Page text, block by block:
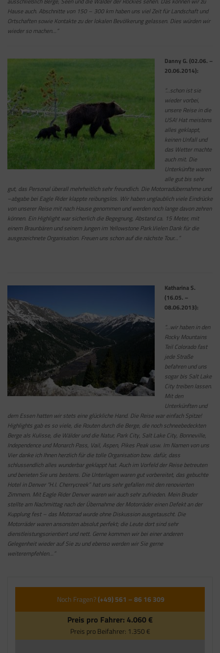
Hause auch. Abschnitte von 150 – 300 km haben uns viel Zeit für Landschaft und
Ortschaften sowie Kontakte zu der lokalen Bevölkerung gelassen. Dies würden wir
wieder so machen…”
Danny G. (02.06. –
20.06.2014):
“…schon ist sie
wieder vorbei,
unsere Reise in die
USA! Hat meistens
alles geklappt,
keinen Unfall und
das Wetter machte
auch mit. Die
Unterkünfte waren
alle gut bis sehr
gut, das Personal überall mehrheitlich sehr freundlich. Die Motorradübernahme und
–abgabe bei Eagle Rider klappte reibungslos. Wir haben unglaublich viele Eindrücke
von unserer Reise mit nach Hause genommen und werden noch lange davon zehren
können. Ein Highlight war sicherlich die Begegnung, Abstand ca. 15 Meter, mit
einem Braunbären und seinem Jungen im Yellowstone Park.Vielen Dank für die
ausgezeichnete Organisation. Freuen uns schon auf die nächste Tour…”
Katharina S.
(16.05. –
08.06.2013):
“…wir haben in den
Rocky Mountains
Teil Colorado fast
jede Straße
befahren und uns
sogar bis Salt Lake
City treiben lassen.
Mit den
Unterkünften und
dem Essen hatten wir stets eine glückliche Hand. Die Reise war einfach Spitze!
Highlights gab es so viele, die Routen durch die Berge, die noch schneebedeckten
Berge als Kulisse, die Wälder und die Natur, Park City, Salt Lake City, Bonneville,
Independence und Monarch Pass, Vail, Aspen, Pikes Peak usw. Im Namen von uns
Vier danke ich Ihnen herzlich für die tolle Organisation bzw. dafür, dass
schlussendlich alles wunderbar geklappt hat. Auch im Vorfeld der Reise betreuten
und berieten Sie uns bestens. Die Unterlagen waren gut vorbereitet, das gebuchte
Hotel in Denver “H.I. Cherrycreek” hat uns sehr gefallen mit den renovierten
Zimmern. Mit Eagle Rider Denver waren wir auch sehr zufrieden. Mein Bruder
stellte am Nachmittag nach der Übernahme der Motorräder einen Defekt an der
Kupplung fest – das Motorrad wurde ohne Diskussion ausgetauscht. Die
Motorräder waren ansonsten absolut perfekt; die Leute dort sind sehr
dienstleistungsorientiert und nett. Gerne kommen wir bei einer anderen
Gelegenheit wieder auf Sie zu und ebenso werden wir Sie gerne
weiterempfehlen…”
Noch Fragen?(+49) 561 – 86 16 309
Preis pro Fahrer: 4.060 €
Preis pro Beifahrer: 1.350 €